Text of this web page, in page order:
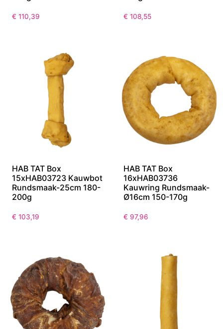
€ 110,39 € 108,55
HAB TAT Box
15xHAB03723 Kauwbot
Rundsmaak-25cm 180-
200g
€ 103,19
HAB TAT Box
16xHAB03736
Kauwring Rundsmaak-
Ø16cm 150-170g
€ 97,96